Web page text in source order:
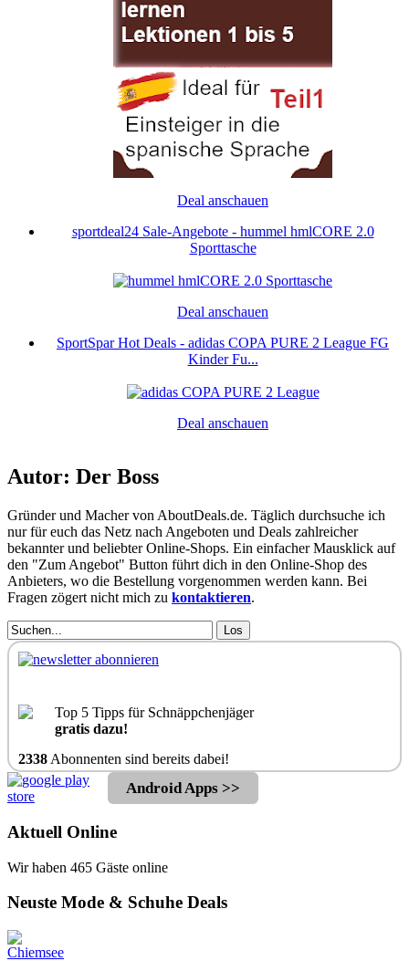
Deal anschauen
sportdeal24 Sale-Angebote - hummel hmlCORE 2.0
Sporttasche
Deal anschauen
SportSpar Hot Deals - adidas COPA PURE 2 League FG
Kinder Fu...
Deal anschauen
Autor: Der Boss
Gründer und Macher von AboutDeals.de. Täglich durchsuche ich
nur für euch das Netz nach Angeboten und Deals zahlreicher
bekannter und beliebter Online-Shops. Ein einfacher Mausklick auf
den "Zum Angebot" Button führt dich in den Online-Shop des
Anbieters, wo die Bestellung vorgenommen werden kann. Bei
Fragen zögert nicht mich zu kontaktieren.
Los
Top 5 Tipps für Schnäppchenjäger
gratis dazu!
2338 Abonnenten sind bereits dabei!
Android Apps >>
Aktuell Online
Wir haben 465 Gäste online
Neuste Mode & Schuhe Deals